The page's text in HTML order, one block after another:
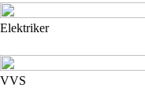
Elektriker
VVS